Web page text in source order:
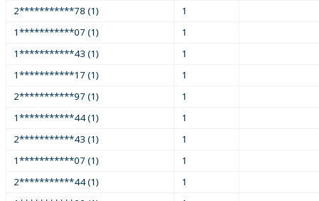
2***********78 (1)
1
1***********07 (1)
1
1***********43 (1)
1
1***********17 (1)
1
2***********97 (1)
1
1***********44 (1)
1
2***********43 (1)
1
1***********07 (1)
1
2***********44 (1)
1